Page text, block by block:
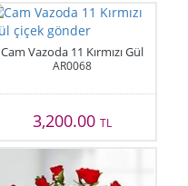
Cam Vazoda 11 Kırmızı Gül
AR0068
3,200.00 TL